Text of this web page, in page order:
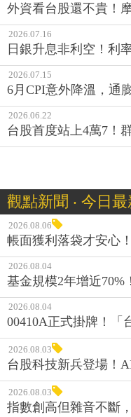
外資看台股還不貴！
2026.07.16
日銀升息非利空！利
2026.07.15
6月CPI意外降溫，通
2026.06.22
台股首度站上4萬7！
觀點新聞 ‧ 今日最
2026.08.06
帳面獲利落袋才安心
2026.08.04
基金規模2年增近
2026.08.04
00410A正式掛牌！「
2026.08.03
台股科技新兵登場！
2026.08.03
指數創高但雜音不斷